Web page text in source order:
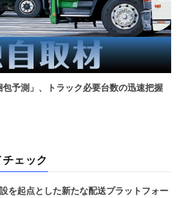
包予測」、トラック必要台数の迅速把握
チェック
を起点とした新たな配送プラットフォー